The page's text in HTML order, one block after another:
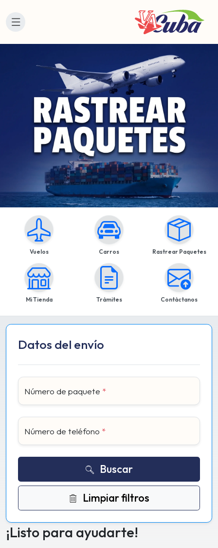
Vuelos Carros Rastrear Paquetes
Mi Tienda Trámites Contáctanos
¡Listo para ayudarte!
Datos del envío
Número de paquete *
Número de teléfono *
Buscar
Limpiar filtros